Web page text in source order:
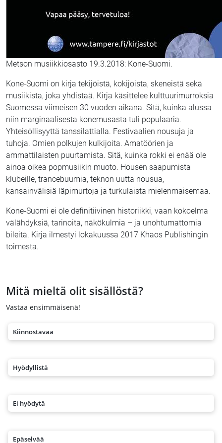
Metson musiikkiosasto 19.3.2018: Kone-Suomi.
Kone-Suomi on kirja tekijöistä, kokijoista, skeneistä sekä
musiikista, joka yhdistää. Kirja käsittelee kulttuurimurroksia
Suomessa viimeisen 30 vuoden aikana. Sitä, kuinka alussa
niin marginaalisesta konemusasta tuli populaaria.
Yhteisöllisyyttä tanssilattialla. Festivaalien nousuja ja
tuhoja. Omien polkujen kulkijoita. Amatöörien ja
ammattilaisten puurtamista. Sitä, kuinka rokki ei enää ole
ainoa oikea popmusiikin muoto. Housen saapumista
klubeille, trancebuumia, teknon uutta nousua,
kansainvälisiä läpimurtoja ja turkulaista mielenmaisemaa.
Kone-Suomi ei ole definitiivinen historiikki, vaan kokoelma
välähdyksiä, tarinoita, näkökulmia – ja unohtumattomia
bileitä. Kirja ilmestyi lokakuussa 2017 Khaos Publishingin
toimesta.
Mitä mieltä olit sisällöstä?
Vastaa ensimmäisenä!
Kiinnostavaa
Hyödyllistä
Ei hyödytä
Epäselvää